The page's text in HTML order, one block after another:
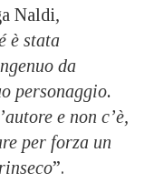
Naldi,
è stata
da
personaggio.
e non c’è,
per forza un
”.